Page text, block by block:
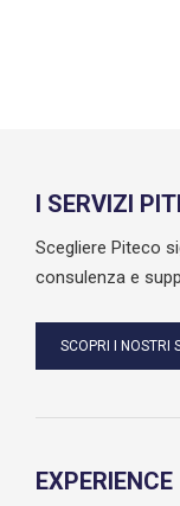
I SERVIZI
Scegliere Piteco
consulenza e
SCOPRI I NOSTRI
EXPERIENCE